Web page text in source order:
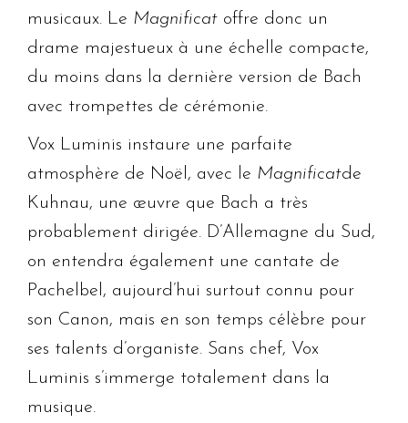
musicaux. Le Magnificat offre donc un
drame majestueux à une échelle compacte,
du moins dans la dernière version de Bach
avec trompettes de cérémonie.
Vox Luminis instaure une parfaite
atmosphère de Noël, avec le Magnificatde
Kuhnau, une œuvre que Bach a très
probablement dirigée. D’Allemagne du Sud,
on entendra également une cantate de
Pachelbel, aujourd’hui surtout connu pour
son Canon, mais en son temps célèbre pour
ses talents d’organiste. Sans chef, Vox
Luminis s’immerge totalement dans la
musique.